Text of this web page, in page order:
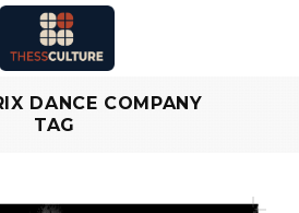
DANCE COMPANY
TAG